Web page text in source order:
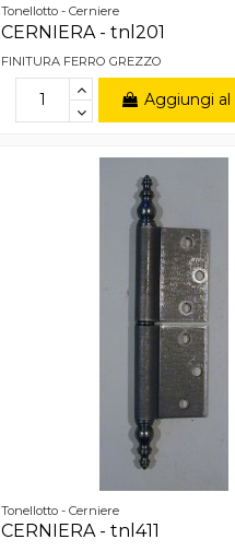
Tonellotto - Cerniere
CERNIERA - tnl201
FINITURA FERRO GREZZO
Aggiungi al
Tonellotto - Cerniere
CERNIERA - tnl411